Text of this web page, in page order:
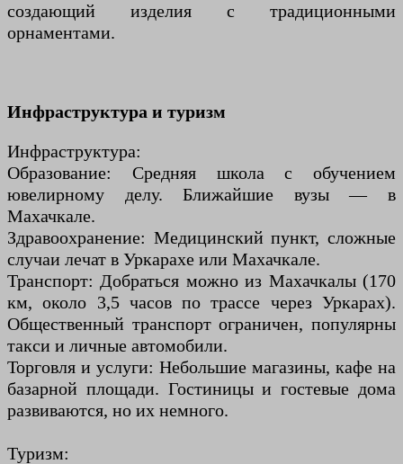
создающий изделия с традиционными
орнаментами.
Инфраструктура и туризм
Инфраструктура:
Образование: Средняя школа с обучением
ювелирному делу. Ближайшие вузы — в
Махачкале.
Здравоохранение: Медицинский пункт, сложные
случаи лечат в Уркарахе или Махачкале.
Транспорт: Добраться можно из Махачкалы (170
км, около 3,5 часов по трассе через Уркарах).
Общественный транспорт ограничен, популярны
такси и личные автомобили.
Торговля и услуги: Небольшие магазины, кафе на
базарной площади. Гостиницы и гостевые дома
развиваются, но их немного.
Туризм: